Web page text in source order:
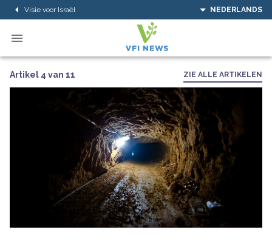
Visie voor Israël NEDERLANDS
Artikel 4 van 11 ZIE ALLE ARTIKELEN